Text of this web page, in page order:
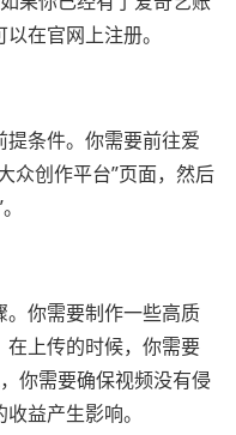
在官网上注册。
条件。你需要前往爱
众创作平台”页面，然后
你需要制作一些高质
上传的时候，你需要
你需要确保视频没有侵
益产生影响。